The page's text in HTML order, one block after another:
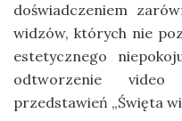
doświadczeniem
widzów, których nie
estetycznego
odtworzenie
przedstawień „Święta